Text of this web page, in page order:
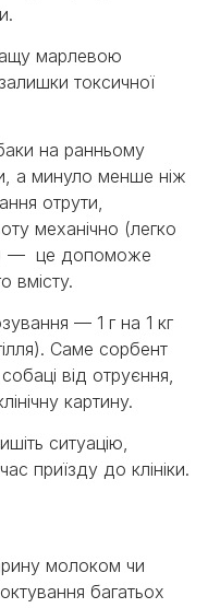
марлевою
токсичної
на ранньому
а минуло менше ніж
отрути,
механічно (легко
— це допоможе
вмісту.
— 1 г на 1 кг
Саме сорбент
від отруєння,
картину.
ситуацію,
приїзду до клініки.
молоком чи
багатьох